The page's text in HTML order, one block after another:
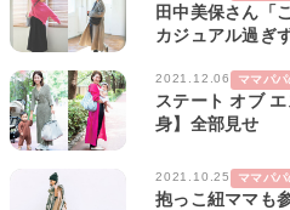
田中美保さん「
カジュアル過ぎ
2021.12.06 ママパ
ステート オブ
身】全部見せ
2021.10.25 ママパ
抱っこ紐ママも